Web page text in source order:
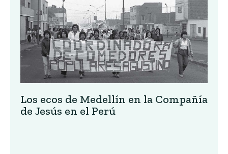
Los ecos de Medellín en la Compañía
de Jesús en el Perú